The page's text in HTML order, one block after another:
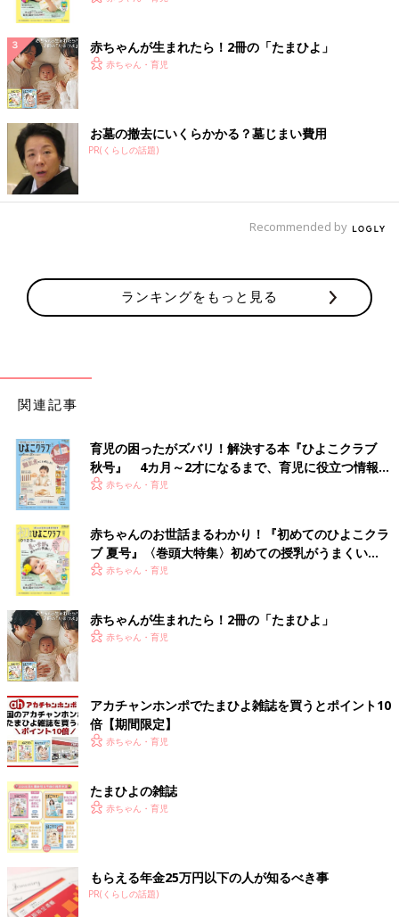
赤ちゃんが生まれたら！2冊の「たまひよ」
赤ちゃん・育児
お墓の撤去にいくらかかる？墓じまい費用
PR(くらしの話題)
Recommended by
ランキングをもっと見る
関連記事
育児の困ったがズバリ！解決する本『ひよこクラブ
秋号』 4カ月～2才になるまで、育児に役立つ情報が
いっぱい！
赤ちゃん・育児
赤ちゃんのお世話まるわかり！『初めてのひよこクラ
ブ 夏号』〈巻頭大特集〉初めての授乳がうまくい
く！ おっぱい・ミルクの基本と夏のトラブル 解決テ
赤ちゃん・育児
赤ちゃんが生まれたら！2冊の「たまひよ」
赤ちゃん・育児
アカチャンホンポでたまひよ雑誌を買うとポイント10
倍【期間限定】
赤ちゃん・育児
たまひよの雑誌
赤ちゃん・育児
もらえる年金25万円以下の人が知るべき事
PR(くらしの話題)